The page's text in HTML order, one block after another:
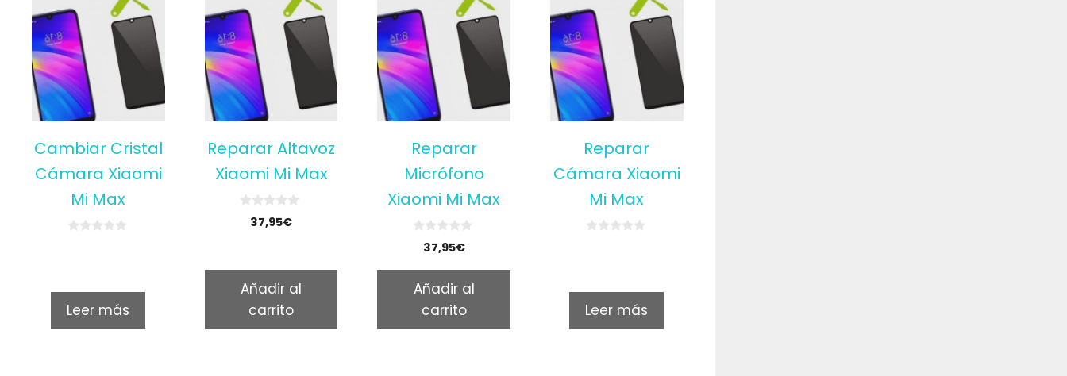
Cambiar Cristal
Cámara Xiaomi
Mi Max
5
Leer más
Reparar Altavoz
Xiaomi Mi Max
f
5
37,95€
Añadir al
carrito
Reparar
Micrófono
Xiaomi Mi Max
o
f
37,95€
Añadir al
carrito
Reparar
Cámara Xiaomi
Mi Max
5
Leer más